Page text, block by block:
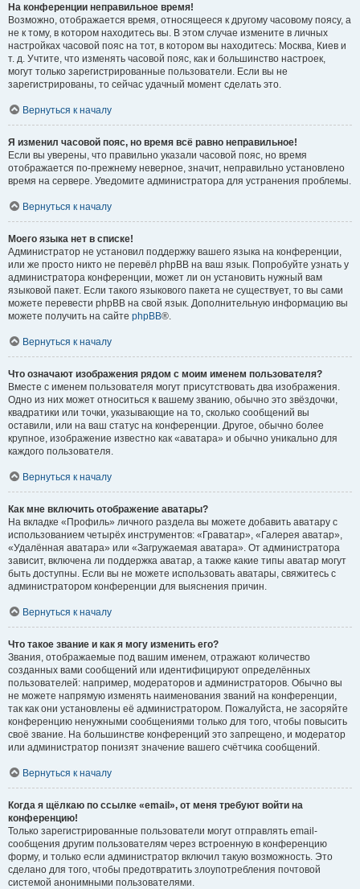
На конференции неправильное время!
Возможно, отображается время, относящееся к другому часовому поясу, а
не к тому, в котором находитесь вы. В этом случае измените в личных
настройках часовой пояс на тот, в котором вы находитесь: Москва, Киев и
т. д. Учтите, что изменять часовой пояс, как и большинство настроек,
могут только зарегистрированные пользователи. Если вы не
зарегистрированы, то сейчас удачный момент сделать это.
Вернуться к началу
Я изменил часовой пояс, но время всё равно неправильное!
Если вы уверены, что правильно указали часовой пояс, но время
отображается по-прежнему неверное, значит, неправильно установлено
время на сервере. Уведомите администратора для устранения проблемы.
Вернуться к началу
Моего языка нет в списке!
Администратор не установил поддержку вашего языка на конференции,
или же просто никто не перевёл phpBB на ваш язык. Попробуйте узнать у
администратора конференции, может ли он установить нужный вам
языковой пакет. Если такого языкового пакета не существует, то вы сами
можете перевести phpBB на свой язык. Дополнительную информацию вы
можете получить на сайте phpBB®.
Вернуться к началу
Что означают изображения рядом с моим именем пользователя?
Вместе с именем пользователя могут присутствовать два изображения.
Одно из них может относиться к вашему званию, обычно это звёздочки,
квадратики или точки, указывающие на то, сколько сообщений вы
оставили, или на ваш статус на конференции. Другое, обычно более
крупное, изображение известно как «аватара» и обычно уникально для
каждого пользователя.
Вернуться к началу
Как мне включить отображение аватары?
На вкладке «Профиль» личного раздела вы можете добавить аватару с
использованием четырёх инструментов: «Граватар», «Галерея аватар»,
«Удалённая аватара» или «Загружаемая аватара». От администратора
зависит, включена ли поддержка аватар, а также какие типы аватар могут
быть доступны. Если вы не можете использовать аватары, свяжитесь с
администратором конференции для выяснения причин.
Вернуться к началу
Что такое звание и как я могу изменить его?
Звания, отображаемые под вашим именем, отражают количество
созданных вами сообщений или идентифицируют определённых
пользователей: например, модераторов и администраторов. Обычно вы
не можете напрямую изменять наименования званий на конференции,
так как они установлены её администратором. Пожалуйста, не засоряйте
конференцию ненужными сообщениями только для того, чтобы повысить
своё звание. На большинстве конференций это запрещено, и модератор
или администратор понизят значение вашего счётчика сообщений.
Вернуться к началу
Когда я щёлкаю по ссылке «email», от меня требуют войти на
конференцию!
Только зарегистрированные пользователи могут отправлять email-
сообщения другим пользователям через встроенную в конференцию
форму, и только если администратор включил такую возможность. Это
сделано для того, чтобы предотвратить злоупотребления почтовой
системой анонимными пользователями.